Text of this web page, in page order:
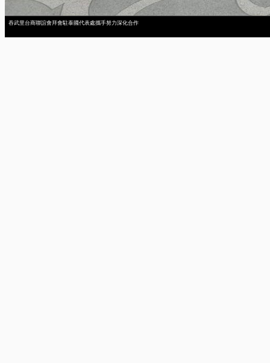
吞武里台商聯誼會拜會駐泰國代表處攜手努力深化合作